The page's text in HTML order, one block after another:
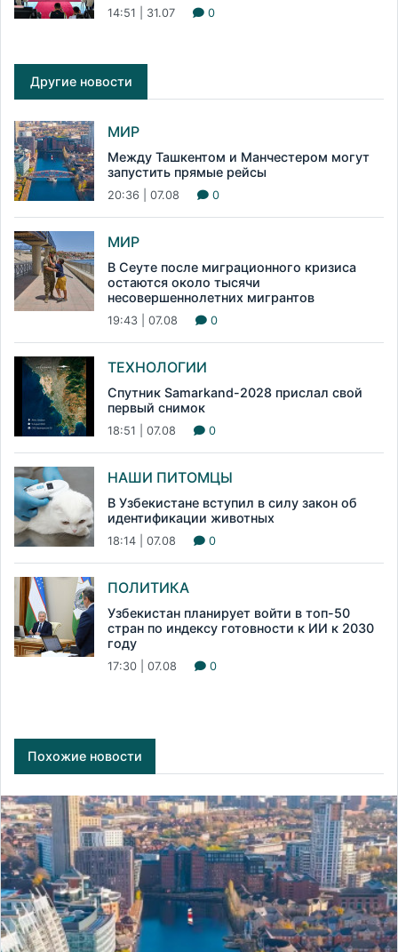
14:51 | 31.07 0
Другие новости
МИР
Между Ташкентом и Манчестером могут
запустить прямые рейсы
20:36 | 07.08 0
МИР
В Сеуте после миграционного кризиса
остаются около тысячи
несовершеннолетних мигрантов
19:43 | 07.08 0
ТЕХНОЛОГИИ
Спутник Samarkand-2028 прислал свой
первый снимок
18:51 | 07.08 0
НАШИ ПИТОМЦЫ
В Узбекистане вступил в силу закон об
идентификации животных
18:14 | 07.08 0
ПОЛИТИКА
Узбекистан планирует войти в топ-50
стран по индексу готовности к ИИ к 2030
году
17:30 | 07.08 0
Похожие новости